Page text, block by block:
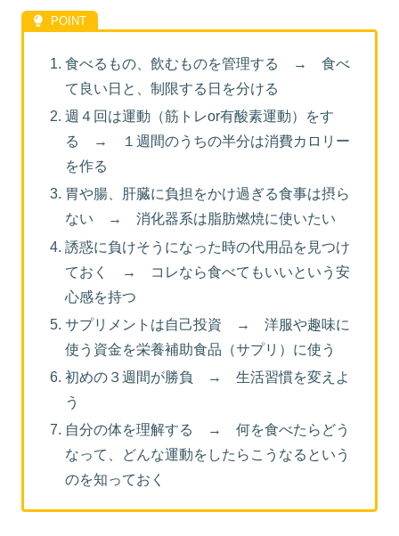
食べるもの、飲むものを管理する → 食べ
て良い日と、制限する日を分ける
週４回は運動（筋トレor有酸素運動）をす
る → １週間のうちの半分は消費カロリー
を作る
胃や腸、肝臓に負担をかけ過ぎる食事は摂ら
ない → 消化器系は脂肪燃焼に使いたい
誘惑に負けそうになった時の代用品を見つけ
ておく → コレなら食べてもいいという安
心感を持つ
サプリメントは自己投資 → 洋服や趣味に
使う資金を栄養補助食品（サプリ）に使う
初めの３週間が勝負 → 生活習慣を変えよ
う
自分の体を理解する → 何を食べたらどう
なって、どんな運動をしたらこうなるという
のを知っておく